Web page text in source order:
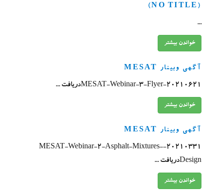
(NO TITLE)
...
خواندن بیشتر
آگهی وبینار MESAT
20210621-MESAT-Webinar-3-Flyerدریافت ...
خواندن بیشتر
آگهی وبینار MESAT
20210331-MESAT-Webinar-2-Asphalt-Mixtures-
Designدریافت ...
خواندن بیشتر